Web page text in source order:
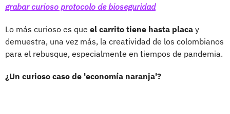
grabar curioso protocolo de bioseguridad
Lo más curioso es que el carrito tiene hasta placa y
demuestra, una vez más, la creatividad de los colombianos
para el rebusque, especialmente en tiempos de pandemia.
¿Un curioso caso de 'economía naranja'?